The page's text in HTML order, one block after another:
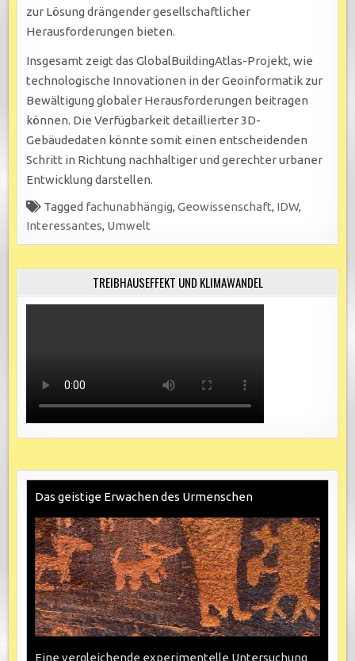
zur Lösung drängender gesellschaftlicher
Herausforderungen bieten.
Insgesamt zeigt das GlobalBuildingAtlas-Projekt, wie
technologische Innovationen in der Geoinformatik zur
Bewältigung globaler Herausforderungen beitragen
können. Die Verfügbarkeit detaillierter 3D-
Gebäudedaten könnte somit einen entscheidenden
Schritt in Richtung nachhaltiger und gerechter urbaner
Entwicklung darstellen.
Tagged fachunabhängig,Geowissenschaft, IDW,
Interessantes, Umwelt
TREIBHAUSEFFEKT UND KLIMAWANDEL
Das geistige Erwachen des Urmenschen
Eine vergleichende experimentelle Untersuchung